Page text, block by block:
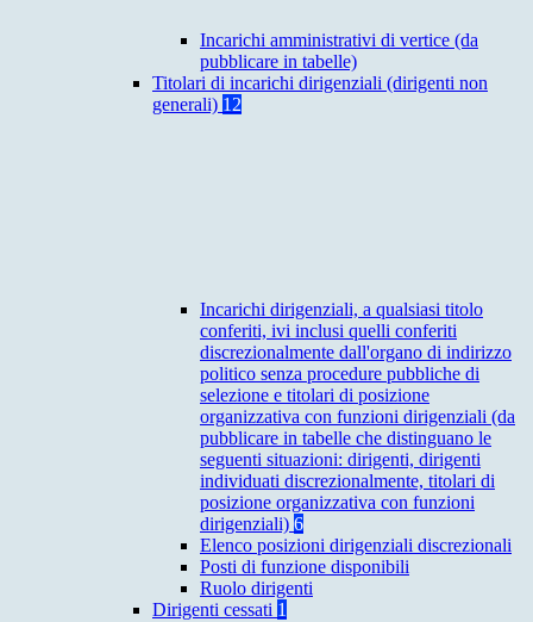
Incarichi amministrativi di vertice (da
pubblicare in tabelle)
Titolari di incarichi dirigenziali (dirigenti non
generali) 12
Incarichi dirigenziali, a qualsiasi titolo
conferiti, ivi inclusi quelli conferiti
discrezionalmente dall'organo di indirizzo
politico senza procedure pubbliche di
selezione e titolari di posizione
organizzativa con funzioni dirigenziali (da
pubblicare in tabelle che distinguano le
seguenti situazioni: dirigenti, dirigenti
individuati discrezionalmente, titolari di
posizione organizzativa con funzioni
dirigenziali) 6
Elenco posizioni dirigenziali discrezionali
Posti di funzione disponibili
Ruolo dirigenti
Dirigenti cessati 1